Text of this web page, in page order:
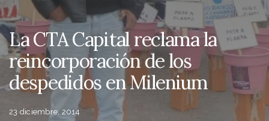
La CTA Capital reclama la
reincorporación de los
despedidos en Milenium
23 diciembre, 2014